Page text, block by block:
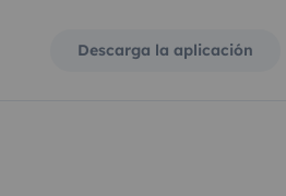
Descarga la aplicación